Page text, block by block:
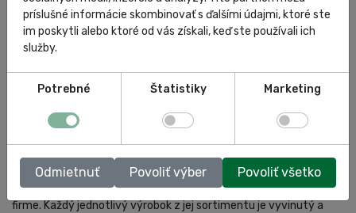
OMCN
Vďaka neustálemu a pokračujúcemu rastu sa dnes firma OMCN
garážovej techniky, výroby zdvíhacích zariadení pre automobily
technologicky vyspelé, spoľahlivé a bezpečné produkty, z
ktorých každý je koncipovaný, navrhnutý a vyrobený priamo vo
firme. Každý jednotlivý výrobok z jej sortimentu je vyvinutý a
príslušné informácie skombinovať s ďalšími údajmi, ktoré ste
im poskytli alebo ktoré od vás získali, keď ste používali ich
služby.
Potrebné Štatistiky Marketing
Odmietnuť Povoliť výber Povoliť všetko